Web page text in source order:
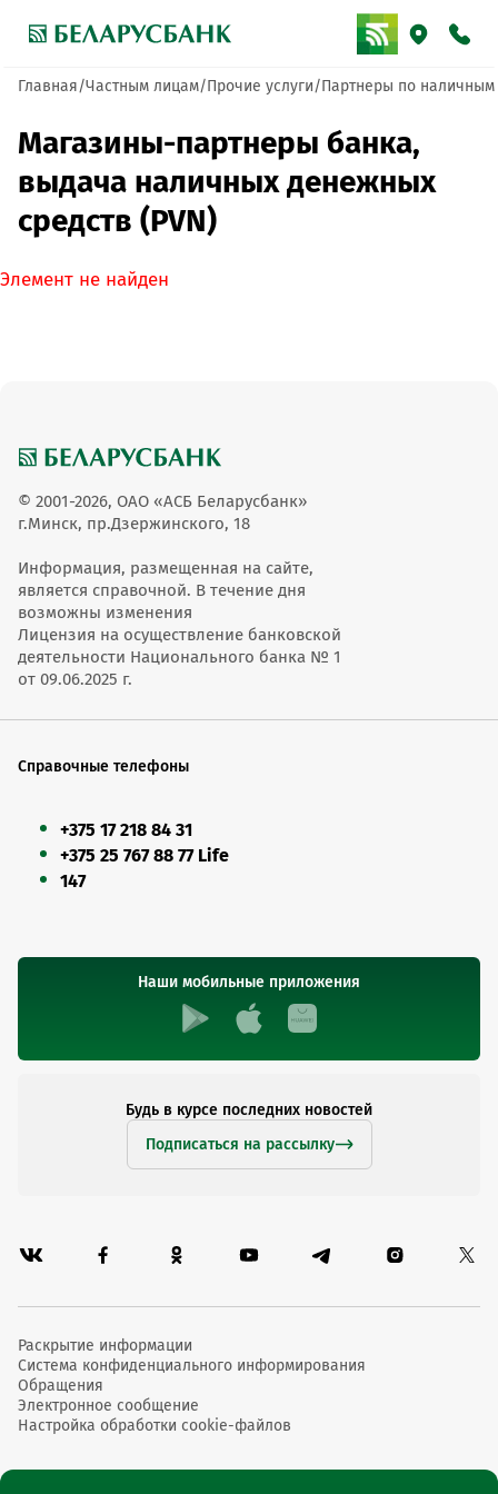
Главная Частным лицам Прочие услуги Партнеры по наличным
Магазины-партнеры банка,
выдача наличных денежных
средств (PVN)
Элемент не найден
© 2001-2026, ОАО «АСБ Беларусбанк»
г.Минск, пр.Дзержинского, 18
Информация, размещенная на сайте,
является справочной. В течение дня
возможны изменения
Лицензия на осуществление банковской
деятельности Национального банка № 1
от 09.06.2025 г.
Справочные телефоны
+375 17 218 84 31
+375 25 767 88 77 Life
147
Наши мобильные приложения
Будь в курсе последних новостей
Подписаться на рассылку
Раскрытие информации
Система конфиденциального информирования
Обращения
Электронное сообщение
Настройка обработки cookie-файлов